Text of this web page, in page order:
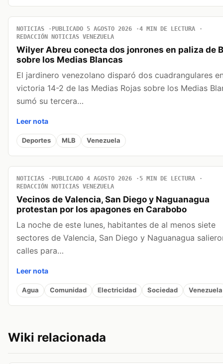
NOTICIAS PUBLICADO 5 AGOSTO 2026
4 MIN DE LECTURA
REDACCIÓN NOTICIAS VENEZUELA
Wilyer Abreu conecta dos jonrones en paliza de
sobre los Medias Blancas
El jardinero venezolano disparó dos cuadrangulares
victoria 14-2 de las Medias Rojas sobre los Medias
sumó su tercera…
Leer nota
Deportes MLB Venezuela
NOTICIAS PUBLICADO 4 AGOSTO 2026
5 MIN DE LECTURA
REDACCIÓN NOTICIAS VENEZUELA
Vecinos de Valencia, San Diego y Naguanagua
protestan por los apagones en Carabobo
La noche de este lunes, habitantes de al menos siete
sectores de Valencia, San Diego y Naguanagua
calles para…
Leer nota
Agua Comunidad Electricidad Sociedad Venezuela
Wiki relacionada